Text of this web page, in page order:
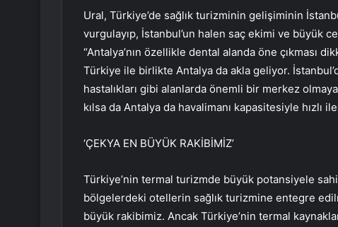
Ural, Türkiye’de sağlık turizminin gelişiminin
vurgulayıp, İstanbul’un halen saç ekimi ve büyük
“Antalya’nın özellikle dental alanda öne çıkması
Türkiye ile birlikte Antalya da akla geliyor.
hastalıkları gibi alanlarda önemli bir merkez
kılsa da Antalya da havalimanı kapasitesiyle hızlı
‘ÇEKYA EN BÜYÜK RAKİBİMİZ’
Türkiye’nin termal turizmde büyük potansiyele
bölgelerdeki otellerin sağlık turizmine entegre
büyük rakibimiz. Ancak Türkiye’nin termal